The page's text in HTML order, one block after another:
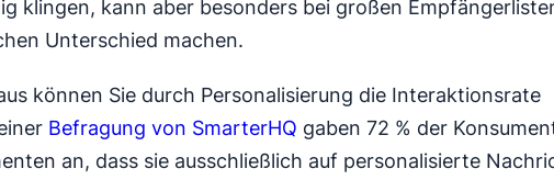
klingen, kann aber besonders bei großen
Unterschied machen.
können Sie durch Personalisierung die Interaktionsrate
Befragung von SmarterHQ gaben 72 % der
an, dass sie ausschließlich auf personalisierte